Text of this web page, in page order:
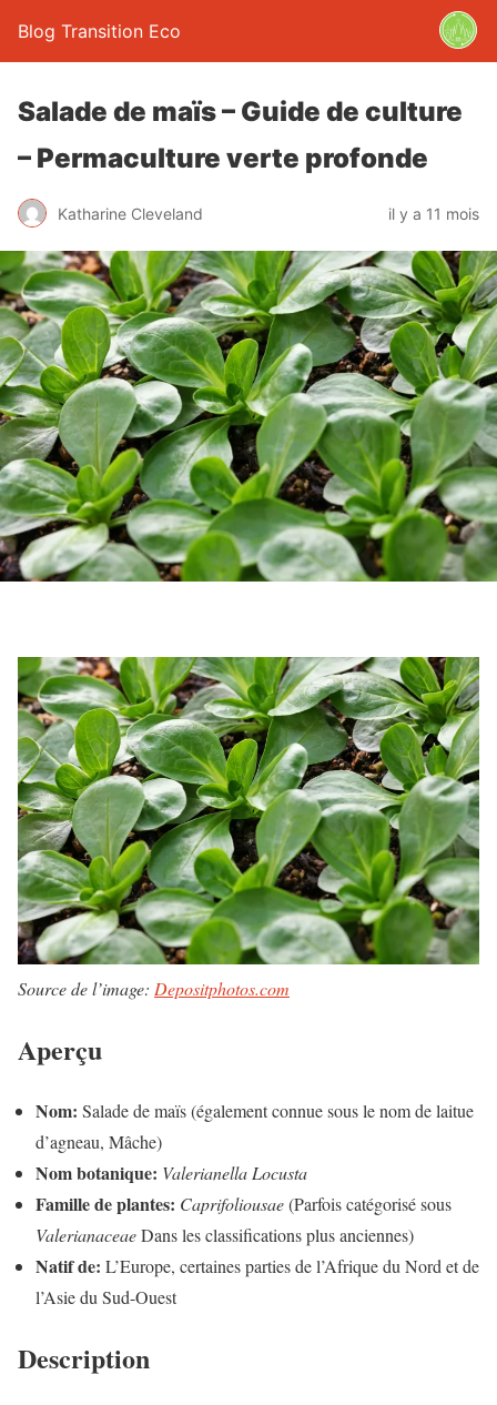
Blog Transition Eco
Salade de maïs – Guide de culture
– Permaculture verte profonde
Katharine Cleveland il y a 11 mois
Source de l’image: Depositphotos.com
Aperçu
Nom: Salade de maïs (également connue sous le nom de laitue
d’agneau, Mâche)
Nom botanique: Valerianella Locusta
Famille de plantes: Caprifoliousae(Parfois catégorisé sous
ValerianaceaeDans les classifications plus anciennes)
Natif de: L’Europe, certaines parties de l’Afrique du Nord et de
l’Asie du Sud-Ouest
Description